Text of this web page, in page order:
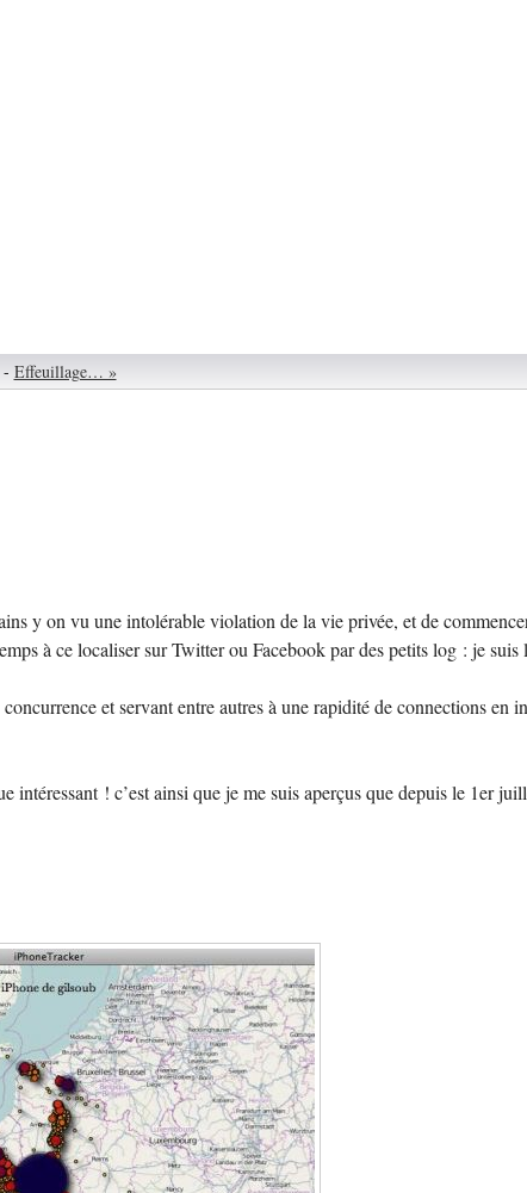
- Effeuillage… »
y on vu une intolérable violation de la vie privée, et de
à ce localiser sur Twitter ou Facebook par des petits log : je suis
et servant entre autres à une rapidité de connections en
! c’est ainsi que je me suis aperçus que depuis le 1er